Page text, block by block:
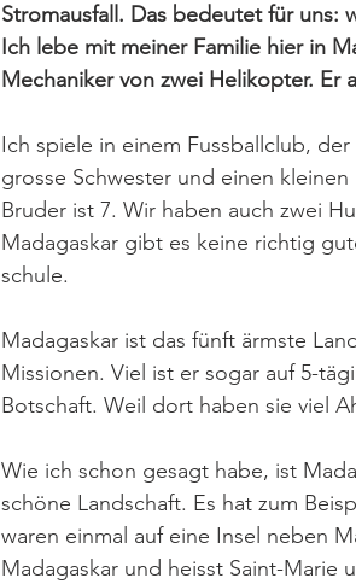
Stromausfall. Das bedeutet für uns:
Ich lebe mit meiner Familie hier in
Mechaniker von zwei Helikopter. Er
Ich spiele in einem Fussballclub,
grosse Schwester und einen
Bruder ist 7. Wir haben auch zwei
Madagaskar gibt es keine richtig
schule.
Madagaskar ist das fünft ärmste
Missionen. Viel ist er sogar auf 5-
Botschaft. Weil dort haben sie viel
Wie ich schon gesagt habe, ist
schöne Landschaft. Es hat zum
waren einmal auf eine Insel neben
Madagaskar und heisst Saint-